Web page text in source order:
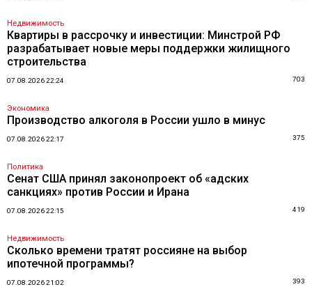
Недвижимость
Квартиры в рассрочку и инвестиции: Минстрой РФ
разрабатывает новые меры поддержки жилищного
строительства
07.08.2026 22:24 703
Экономика
Производство алкоголя в России ушло в минус
07.08.2026 22:17 375
Политика
Сенат США принял законопроект об «адских
санкциях» против России и Ирана
07.08.2026 22:15 419
Недвижимость
Сколько времени тратят россияне на выбор
ипотечной программы?
07.08.2026 21:02 393